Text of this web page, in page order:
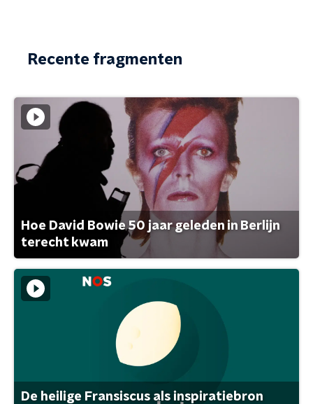
Recente fragmenten
Hoe David Bowie 50 jaar geleden in Berlijn
terecht kwam
De heilige Fransiscus als inspiratiebron